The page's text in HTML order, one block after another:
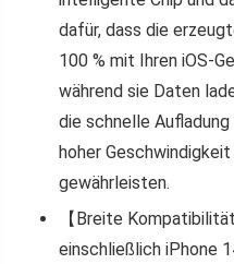
dafür, dass die
100 % mit Ihren iOS-
während sie Daten
die schnelle
hoher
gewährleisten.
【Breite
einschließlich iPhone